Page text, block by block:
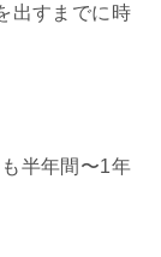
出すまでに時
半年間〜1年